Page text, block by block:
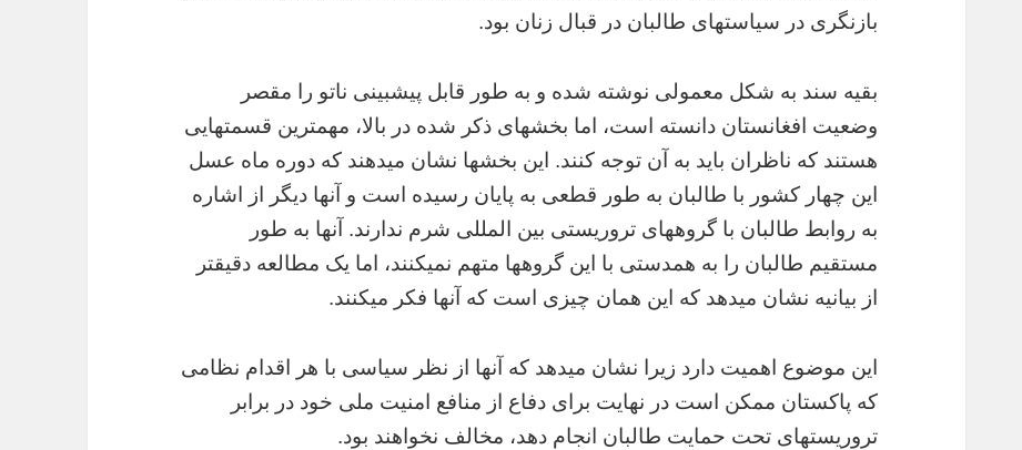
بازنگری در سیاستهای طالبان در قبال زنان بود.
بقیه سند به شکل معمولی نوشته شده و به طور قابل پیشبینی ناتو را مقصر
وضعیت افغانستان دانسته است، اما بخشهای ذکر شده در بالا، مهمترین قسمتهایی
هستند که ناظران باید به آن توجه کنند. این بخشها نشان میدهند که دوره ماه عسل
این چهار کشور با طالبان به طور قطعی به پایان رسیده است و آنها دیگر از اشاره
به روابط طالبان با گروههای تروریستی بین المللی شرم ندارند. آنها به طور
مستقیم طالبان را به همدستی با این گروهها متهم نمیکنند، اما یک مطالعه دقیقتر
از بیانیه نشان میدهد که این همان چیزی است که آنها فکر میکنند.
این موضوع اهمیت دارد زیرا نشان میدهد که آنها از نظر سیاسی با هر اقدام نظامی
که پاکستان ممکن است در نهایت برای دفاع از منافع امنیت ملی خود در برابر
تروریستهای تحت حمایت طالبان انجام دهد، مخالف نخواهند بود.